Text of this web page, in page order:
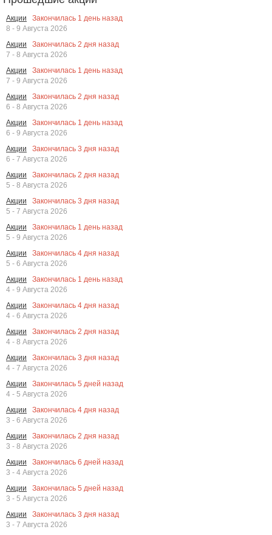
Акции Закончилась 1 день назад
8 - 9 Августа 2026
Акции
Закончилась 2 дня назад
7 - 8 Августа 2026
Акции
Закончилась 1 день назад
7 - 9 Августа 2026
Акции
Закончилась 2 дня назад
6 - 8 Августа 2026
Акции
Закончилась 1 день назад
6 - 9 Августа 2026
Акции
Закончилась 3 дня назад
6 - 7 Августа 2026
Акции
Закончилась 2 дня назад
5 - 8 Августа 2026
Акции
Закончилась 3 дня назад
5 - 7 Августа 2026
Акции
Закончилась 1 день назад
5 - 9 Августа 2026
Акции
Закончилась 4 дня назад
5 - 6 Августа 2026
Акции
Закончилась 1 день назад
4 - 9 Августа 2026
Акции
Закончилась 4 дня назад
4 - 6 Августа 2026
Акции
Закончилась 2 дня назад
4 - 8 Августа 2026
Акции
Закончилась 3 дня назад
4 - 7 Августа 2026
Акции
Закончилась 5 дней назад
4 - 5 Августа 2026
Акции
Закончилась 4 дня назад
3 - 6 Августа 2026
Акции
Закончилась 2 дня назад
3 - 8 Августа 2026
Акции
Закончилась 6 дней назад
3 - 4 Августа 2026
Акции
Закончилась 5 дней назад
3 - 5 Августа 2026
Акции
Закончилась 3 дня назад
3 - 7 Августа 2026